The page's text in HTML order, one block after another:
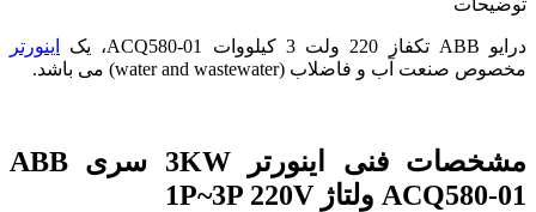
درایو ABB تکفاز 220 ولت 3 کیلووات ACQ580-01، یک
اینورتر
مخصوص صنعت آب و فاضلاب (water and wastewater) می باشد.
مشخصات فنی اینورتر 3KW سری ABB
ACQ580-01 ولتاژ 1P~3P 220V